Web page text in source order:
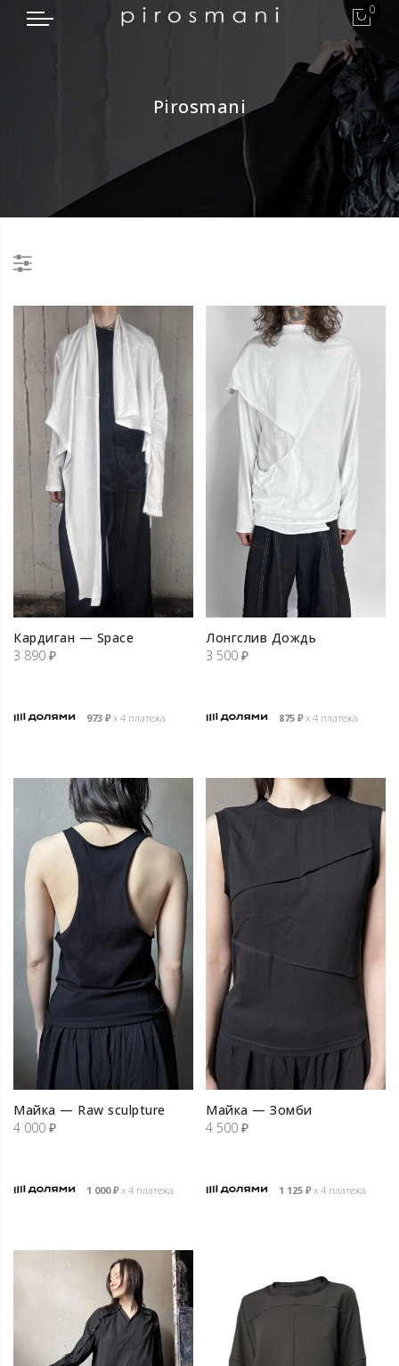
0
Pirosmani
Кардиган — Space
3 890 ₽
973 ₽х 4 платежа
Лонгслив Дождь
3 500 ₽
875 ₽х 4 платежа
Майка — Raw sculpture
4 000 ₽
1 000₽х 4 платежа
Майка — Зомби
4 500 ₽
1 125 ₽х 4 платежа